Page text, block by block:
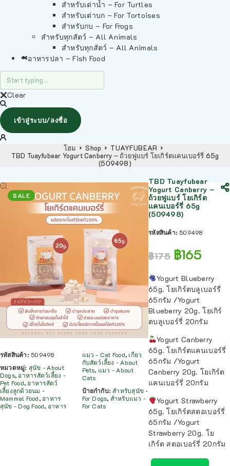
สำหรับเต่าน้ำ – For Turtles
สำหรับเต่าบก – For Tortoises
สำหรับกบ – For Frogs
สำหรับทุกสัตว์ – All Animals
สำหรับทุกสัตว์ – All Animals
อาหารปลา – Fish Food
Clear
เข้าสู่ระบบ/ลงชื่อ
โฮม Shop
TUAYFUBEAR
TBD Tuayfubear Yogurt Canberry – ถ้วยฟูแบร์ โยเกิร์ตแคนเบอร์รี่ 65g
(509498)
SALE
รหัสสินค้า: 509498
หมวดหมู่: สุนัข - About
Dogs, อาหารสัตว์เลี้ยง -
Pet Food, อาหารสัตว์
เลี้ยงลูกด้วยนม -
Mammal Food, อาหาร
สุนัข - Dog Food, อาหาร
แมว - Cat Food, เกี่ยว
กับสัตว์เลี้ยง - About
Pets, แมว - About
Cats
ป้ายกำกับ:สำหรับสุนัข -
For Dogs, สำหรับแมว -
For Cats
TBD Tuayfubear
Yogurt Canberry –
ถ้วยฟูแบร์ โยเกิร์ต
แคนเบอร์รี่ 65g
(509498)
รหัสสินค้า: 509498
฿175 ฿165
Yogurt Blueberry
65g. โยเกิร์ตบลูเบอร์รี่
65กรัม /Yogurt
Blueberry 20g. โยเกิร์
ตบลูเบอร์รี่ 20กรัม
Yogurt Canberry
65g. โยเกิร์ตแคนเบอร์รี่
65กรัม /Yogurt
Canberry 20g. โยเกิร์ต
แคนเบอร์รี่ 20กรัม
Yogurt Strawberry
65g. โยเกิร์ตสตอเบอร์รี่
65กรัม /Yogurt
Strawberry 20g. โย
เกิร์ต สตอเบอร์รี่ 20กรัม